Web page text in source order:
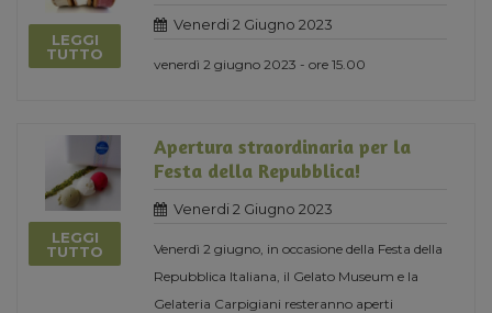
LEGGI
TUTTO
Venerdi 2 Giugno 2023
venerdì 2 giugno 2023 - ore 15.00
LEGGI
TUTTO
Apertura straordinaria per la
Festa della Repubblica!
Venerdi 2 Giugno 2023
Venerdì 2 giugno, in occasione della Festa della
Repubblica Italiana, il Gelato Museum e la
Gelateria Carpigiani resteranno aperti